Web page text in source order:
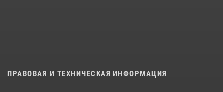
ПРАВОВАЯ И ТЕХНИЧЕСКАЯ ИНФОРМАЦИЯ